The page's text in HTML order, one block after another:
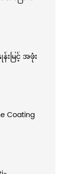
မြင့် အဖုံး
Coating